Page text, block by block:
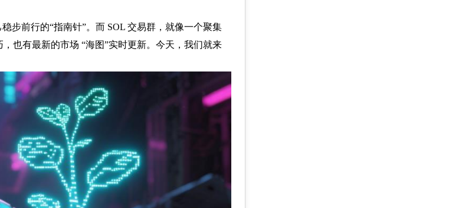
步前行的“指南针”。而 SOL 交易群，就像一个聚集
也有最新的市场 “海图”实时更新。今天，我们就来